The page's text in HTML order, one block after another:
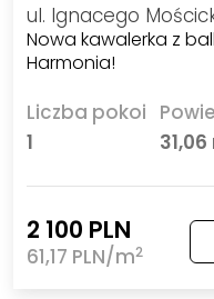
ul. Ignacego
Nowa kawalerka z
Harmonia!
Liczba pokoi
1
31,06
2 100 PLN
61,17 PLN/m2